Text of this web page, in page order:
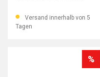
Versand innerhalb von 5
Tagen
%